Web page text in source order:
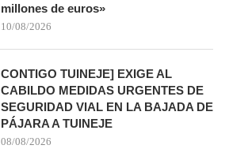
millones de euros»
10/08/2026
CONTIGO TUINEJE] EXIGE AL
CABILDO MEDIDAS URGENTES DE
SEGURIDAD VIAL EN LA BAJADA DE
PÁJARA A TUINEJE
08/08/2026